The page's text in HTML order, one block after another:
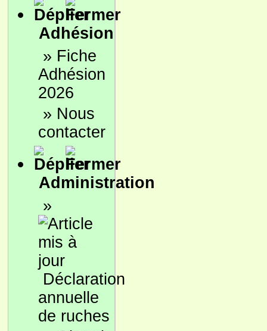
Adhésion
» Fiche
Adhésion
2026
» Nous
contacter
Administration
»
Déclaration
annuelle
de ruches